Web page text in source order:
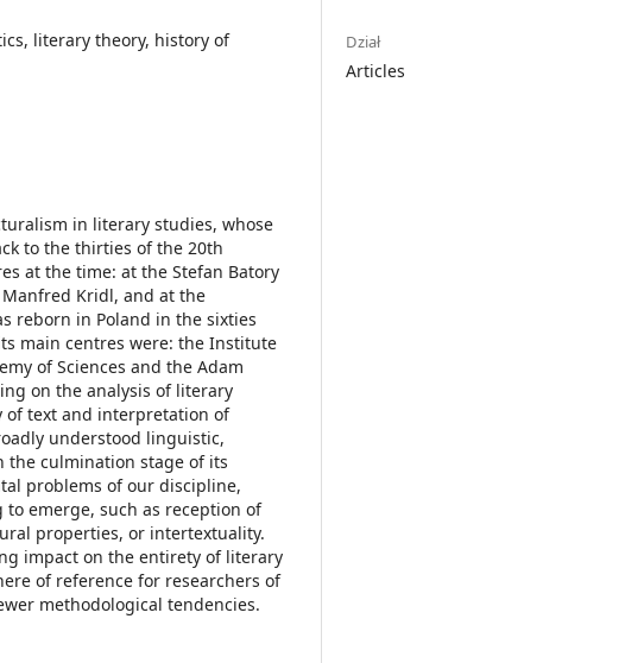
literary theory, history of
in literary studies, whose
to the thirties of the 20th
at the time: at the Stefan Batory
Kridl, and at the
reborn in Poland in the sixties
main centres were: the Institute
of Sciences and the Adam
on the analysis of literary
of text and interpretation of
understood linguistic,
culmination stage of its
problems of our discipline,
emerge, such as reception of
properties, or intertextuality.
impact on the entirety of literary
of reference for researchers of
methodological tendencies.
Dział
Articles